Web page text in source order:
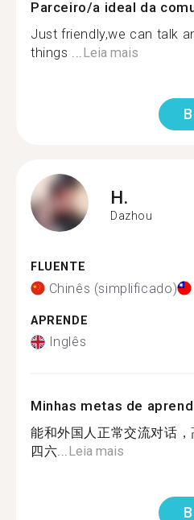
Parceiro/a ideal da
Just friendly,we can talk
things ...Leia mais
H.
Dazhou
FLUENTE
Chinês (simplificado)
APRENDE
Inglês
Minhas metas de
能和外国人正常交流对话
四六...Leia mais